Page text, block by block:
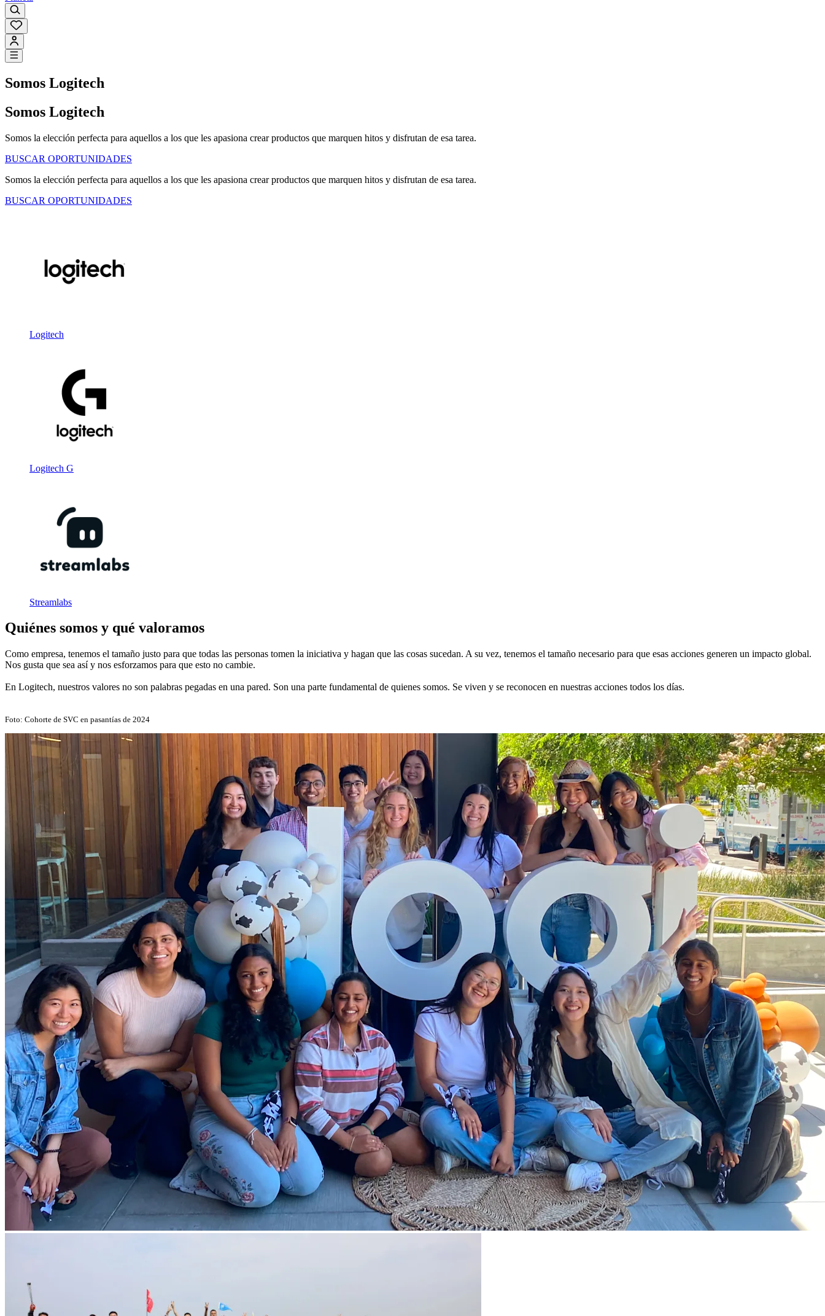
Somos Logitech
Somos Logitech
Somos la elección perfecta para aquellos a los que les apasiona crear productos que marquen hitos y disfrutan de esa tarea.
BUSCAR OPORTUNIDADES
Somos la elección perfecta para aquellos a los que les apasiona crear productos que marquen hitos y disfrutan de esa tarea.
BUSCAR OPORTUNIDADES
Logitech
Logitech G
Streamlabs
Quiénes somos y qué valoramos
Como empresa, tenemos el tamaño justo para que todas las personas tomen la iniciativa y hagan que las cosas sucedan. A su vez, tenemos el tamaño necesario para que esas acciones generen un impacto global.
Nos gusta que sea así y nos esforzamos para que esto no cambie.
En Logitech, nuestros valores no son palabras pegadas en una pared. Son una parte fundamental de quienes somos. Se viven y se reconocen en nuestras acciones todos los días.
Foto: Cohorte de SVC en pasantías de 2024